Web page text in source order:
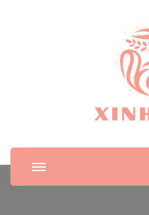
Trang tin